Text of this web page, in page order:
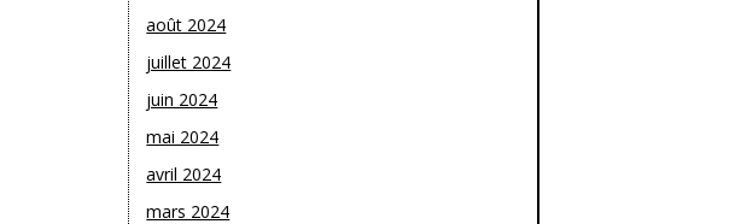
août 2024
juillet 2024
juin 2024
mai 2024
avril 2024
mars 2024